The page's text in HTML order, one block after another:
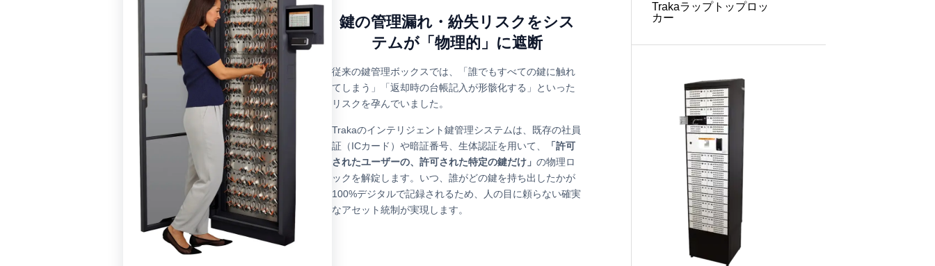
鍵の管理漏れ・紛失リスクをシス
テムが「物理的」に遮断
従来の鍵管理ボックスでは、「誰でもすべての鍵に触れ
てしまう」「返却時の台帳記入が形骸化する」といった
リスクを孕んでいました。
Trakaのインテリジェント鍵管理システムは、既存の社員
証（ICカード）や暗証番号、生体認証を用いて、
「許可
されたユーザーの、許可された特定の鍵だけ」 の物理ロ
ックを解錠します。いつ、誰がどの鍵を持ち出したかが
100%デジタルで記録されるため、人の目に頼らない確実
なアセット統制が実現します。
Trakaラップトップロッ
カー